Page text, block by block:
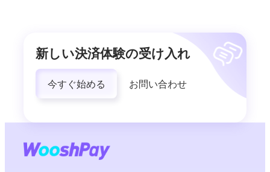
新しい決済体験の受け入れ
今すぐ始める お問い合わせ